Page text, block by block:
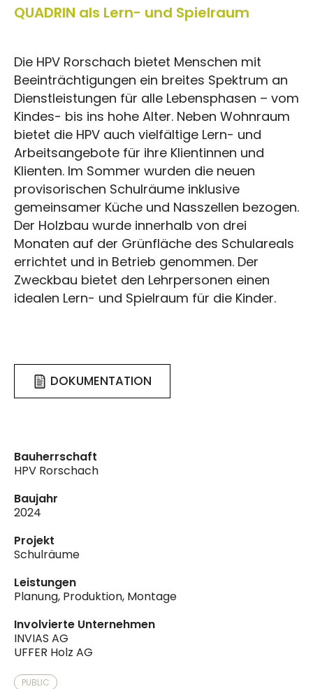
QUADRIN als Lern- und Spielraum
Bauherrschaft
HPV Rorschach
Baujahr
2024
Projekt
Schulräume
Leistungen
Planung, Produktion, Montage
Involvierte Unternehmen
INVIAS AG
UFFER Holz AG
PUBLIC
Die HPV Rorschach bietet Menschen mit
Beeinträchtigungen ein breites Spektrum an
Dienstleistungen für alle Lebensphasen – vom
Kindes- bis ins hohe Alter. Neben Wohnraum
bietet die HPV auch vielfältige Lern- und
Arbeitsangebote für ihre Klientinnen und
Klienten. Im Sommer wurden die neuen
provisorischen Schulräume inklusive
gemeinsamer Küche und Nasszellen bezogen.
Der Holzbau wurde innerhalb von drei
Monaten auf der Grünfläche des Schulareals
errichtet und in Betrieb genommen. Der
Zweckbau bietet den Lehrpersonen einen
idealen Lern- und Spielraum für die Kinder.
DOKUMENTATION